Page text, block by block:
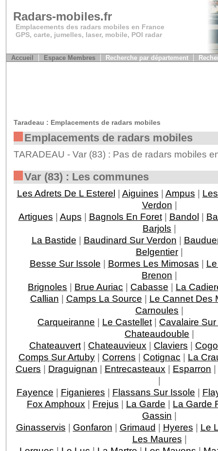
Radars-mobiles.fr
Emplacements des radars mobiles en France
GPS, carte, jumelles, laser, mobile, POI radar
Accueil Espace Membres Recherche par département
Taradeau : Emplacements de radars mobiles
Emplacements de radars mobiles
TARADEAU - Var (83) : Pas de radars mobiles
Var (83) : Les communes
Les Adrets De L Esterel | Aiguines | Ampus |
Verdon |
Artigues | Aups | Bagnols En Foret| Bandol |
Barjols |
La Bastide | Baudinard Sur Verdon |
Belgentier |
Besse Sur Issole | Bormes Les Mimosas |
Brenon |
Brignoles | Brue Auriac | Cabasse | La
Callian | Camps La Source | Le Cannet Des
Carnoules |
Carqueiranne | Le Castellet | Cavalaire
Chateaudouble |
Chateauvert | Chateauvieux | Claviers |
Comps Sur Artuby | Correns | Cotignac | La
Cuers | Draguignan | Entrecasteaux | Esparron |
|
Fayence | Figanieres | Flassans Sur Issole |
Fox Amphoux | Frejus | La Garde | La Garde
Gassin |
Ginasservis | Gonfaron | Grimaud | Hyeres | Le
Les Maures |